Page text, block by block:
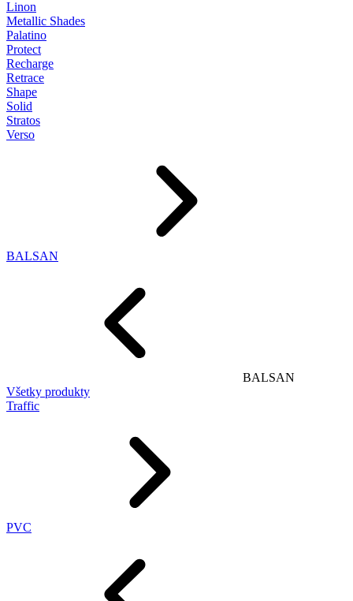
Linon
Metallic Shades
Palatino
Protect
Recharge
Retrace
Shape
Solid
Stratos
Verso
BALSAN
BALSAN
Všetky produkty
Traffic
PVC